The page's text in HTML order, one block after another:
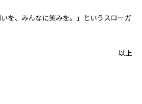
いを、みんなに笑みを。」というスローガ
以上